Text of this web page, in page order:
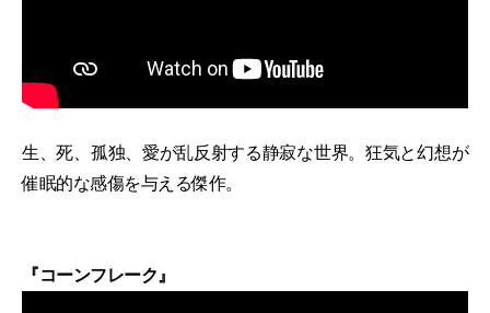
生、死、孤独、愛が乱反射する静寂な世界。狂気と幻想が
催眠的な感傷を与える傑作。
『コーンフレーク』